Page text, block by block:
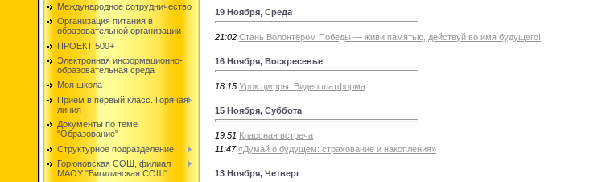
Международное сотрудничество
Организация питания в
образовательной организации
ПРОЕКТ 500+
Электронная информационно-
образовательная среда
Моя школа
Прием в первый класс. Горячая
линия
Документы по теме
"Образование"
Структурное подразделение
Горюновская СОШ, филиал
МАОУ "Бигилинская СОШ"
19 Ноября, Среда
21:02 Стань Волонтёром Победы — живи памятью, действуй во имя будущего!
16 Ноября, Воскресенье
18:15 Урок цифры. Видеоплатформа
15 Ноября, Суббота
19:51 Классная встреча
11:47 «Думай о будущем: страхование и накопления»
13 Ноября, Четверг